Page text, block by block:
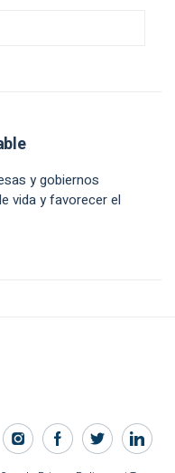
y gobiernos
vida y favorecer el